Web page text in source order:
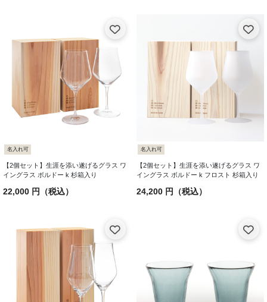
名入れ可
【2個セット】生涯を添い遂げるグラス ワ
イングラス ボルドー k 杉箱入り
22,000 円（税込）
名入れ可
【2個セット】生涯を添い遂げるグラス ワ
イングラス ボルドー k フロスト 杉箱入り
24,200 円（税込）